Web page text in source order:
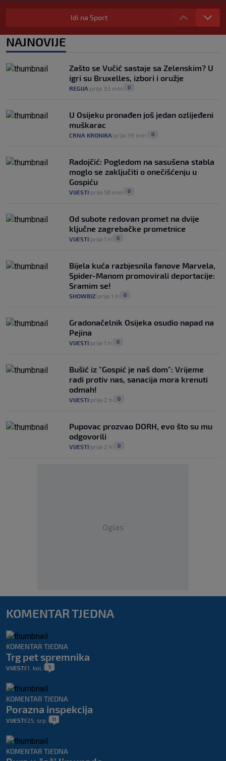
"Kći je otišla na more, a zaboravila
zdravstvenu iskaznicu". Kakva su prava
pacijenata izvan mjesta prebivališta?
VIJESTI 1. kol. 1
junaci naših priča budu oni koji pomažu,
a ne oni koji su pobijedili nekoga"
VIJESTI 30. srp. 2
Idi na Sport
NAJNOVIJE
Zašto se Vučić sastaje sa Zelenskim? U
igri su Bruxelles, izbori i oružje
REGIJA prije 33 min 0
U Osijeku pronađen još jedan ozlijeđeni
muškarac
CRNA KRONIKA prije 39 min 0
Radojčić: Pogledom na sasušena stabla
moglo se zaključiti o onečišćenju u
Gospiću
VIJESTI prije 58 min 0
Od subote redovan promet na dvije
ključne zagrebačke prometnice
VIJESTI prije 1 h 0
Bijela kuća razbjesnila fanove Marvela,
Spider-Manom promovirali deportacije:
Sramim se!
SHOWBIZ prije 1 h 0
Gradonačelnik Osijeka osudio napad na
Pejina
VIJESTI prije 1 h 0
Bušić iz "Gospić je naš dom": Vrijeme
radi protiv nas, sanacija mora krenuti
odmah!
VIJESTI prije 2 h 0
Pupovac prozvao DORH, evo što su mu
odgovorili
VIJESTI prije 2 h 0
Oglas
KOMENTAR TJEDNA
KOMENTAR TJEDNA
Trg pet spremnika
VIJESTI 1. kol. 5
KOMENTAR TJEDNA
Porazna inspekcija
VIJESTI 25. srp. 11
KOMENTAR TJEDNA